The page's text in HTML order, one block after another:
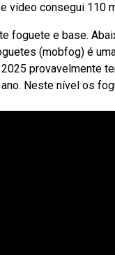
vídeo consegui 110
foguete e base.
(mobfog) é
provavelmente
Neste nível os